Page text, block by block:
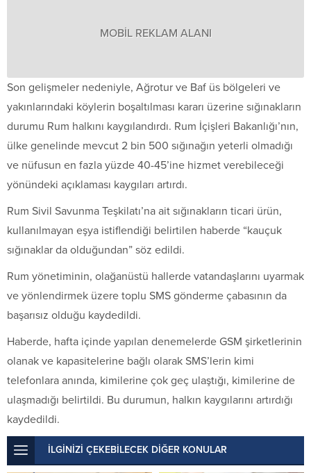
MOBİL REKLAM ALANI
Son gelişmeler nedeniyle, Ağrotur ve Baf üs bölgeleri ve
yakınlarındaki köylerin boşaltılması kararı üzerine sığınakların
durumu Rum halkını kaygılandırdı. Rum İçişleri Bakanlığı’nın,
ülke genelinde mevcut 2 bin 500 sığınağın yeterli olmadığı
ve nüfusun en fazla yüzde 40-45’ine hizmet verebileceği
yönündeki açıklaması kaygıları artırdı.
Rum Sivil Savunma Teşkilatı’na ait sığınakların ticari ürün,
kullanılmayan eşya istiflendiği belirtilen haberde “kauçuk
sığınaklar da olduğundan” söz edildi.
Rum yönetiminin, olağanüstü hallerde vatandaşlarını uyarmak
ve yönlendirmek üzere toplu SMS gönderme çabasının da
başarısız olduğu kaydedildi.
Haberde, hafta içinde yapılan denemelerde GSM şirketlerinin
olanak ve kapasitelerine bağlı olarak SMS’lerin kimi
telefonlara anında, kimilerine çok geç ulaştığı, kimilerine de
ulaşmadığı belirtildi. Bu durumun, halkın kaygılarını artırdığı
kaydedildi.
İLGİNİZİ ÇEKEBİLECEK DİĞER KONULAR